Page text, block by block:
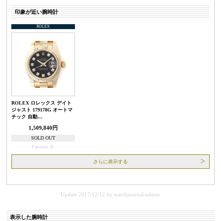
印象が近い腕時計
ROLEX
ROLEX ロレックス デイト
ジャスト 179178G オートマ
チック 自動…
1,509,840円
SOLD OUT
Favorite
さらに表示する
Update 2017/12/12 bywatchjournal-admin
表示した腕時計